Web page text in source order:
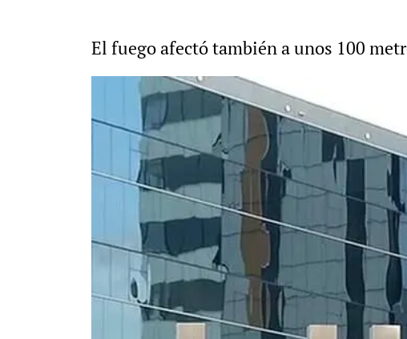
El fuego afectó también a unos 100